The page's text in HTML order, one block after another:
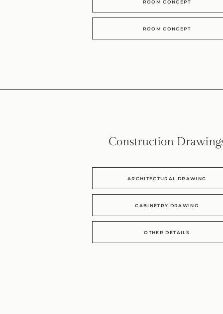
ROOM CONCEPT
ROOM CONCEPT
Construction
ARCHITECTURAL DRAWING
CABINETRY DRAWING
OTHER DETAILS